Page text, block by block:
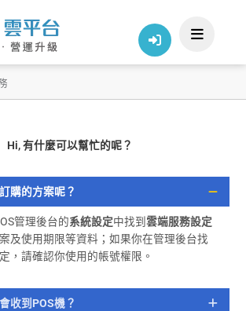
Hi, 有什麼可以幫忙的呢？
購的方案呢？
管理後台的系統設定中找到 雲端服務設定
及使用期限等資料；如果你在管理後台找
，請確認你使用的帳號權限。
收到POS機？